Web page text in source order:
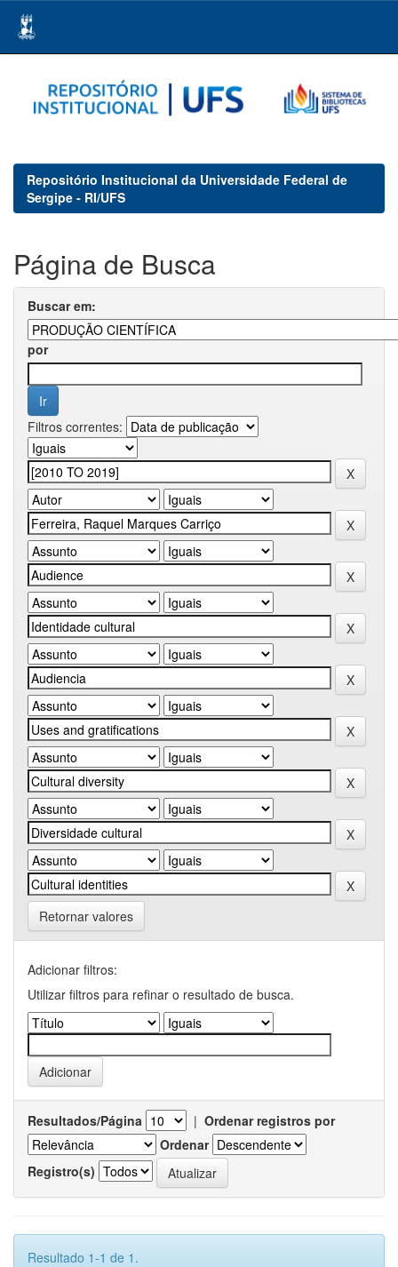
navigation
Repositório Institucional da Universidade Federal de
Sergipe - RI/UFS
Página de Busca
Buscar em:
por
Filtros correntes:
Retornar valores
Adicionar filtros:
Utilizar filtros para refinar o resultado de busca.
Resultados/Página | Ordenar registros por
Ordenar
Registro(s)
Resultado 1-1 de 1.